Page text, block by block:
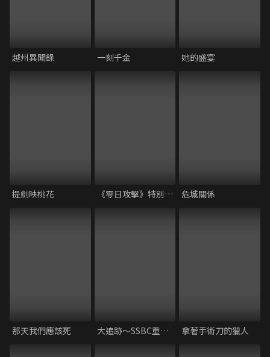
越州異聞錄 一刻千金 她的盛宴
提劍映桃花 《零日攻擊》特別試映會 映後座談｜范琪斐、鄭心媚、謝怡芬、杜汶澤 危城關係
那天我們應該死 大追跡～SSBC重案組～ 拿著手術刀的獵人